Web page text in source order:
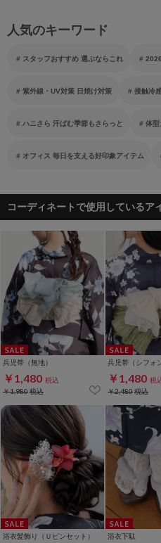
人気のキーワード
スタッフおすすめ 選ぶならこれ
紫外線・UV対策 日焼け対策 接触冷
ハニさら 汗ばむ季節もさらっと 体型
オフィス 毎日を支える好印象アイテム
コーディネートで使用しているア
兵児帯（無地）
￥1,480 税込
￥1,980税込
兵児帯（シフォ
￥1,480 税
￥2,480税込
浴衣髪飾り（Ｕピンセット） 浴衣下駄